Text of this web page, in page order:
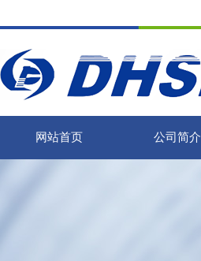
网站首页 公司简介